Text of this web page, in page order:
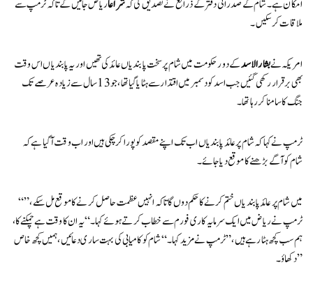
امکان ہے۔ شام کے صدراتی دفتر کے ذرائع نے تصدیق کی کہشراعاریاض جائیں گے تاکہ ٹرمپ سے
ملاقات کر سکیں۔
امریکہ نےبشار الاسدکے دور حکومت میں شام پر سخت پابندیاں عائد کی تھیں اور یہ پابندیاں اس وقت
بھی برقرار رکھی گئیں جب اسد کو دسمبر میں اقتدار سے ہٹایا گیا تھا، جو 13 سال سے زیادہ عرصے تک
جنگ کا سامنا کر رہا تھا۔
ٹرمپ نے کہا کہ شام پر عائد پابندیاں اب تک اپنے مقصد کو پورا کر چکی ہیں اور اب وقت آ گیا ہے کہ
شام کو آگے بڑھنے کا موقع دیا جائے۔
“میں شام پر عائد پابندیاں ختم کرنے کا حکم دوں گا تاکہ انہیں عظمت حاصل کرنے کا موقع مل سکے،”
ٹرمپ نے ریاض میں ایک سرمایہ کاری فورم سے خطاب کرتے ہوئے کہا۔ “یہ ان کا وقت ہے چمکنے کا،
ہم سب کچھ ہٹا رہے ہیں،” ٹرمپ نے مزید کہا۔ “شام کو کامیابی کی بہت ساری دعائیں، ہمیں کچھ خاص
دکھاؤ۔”